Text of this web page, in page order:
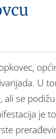
U
ali se
je